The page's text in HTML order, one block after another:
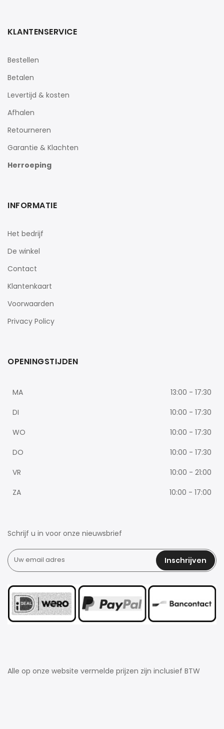
KLANTENSERVICE
Bestellen
Betalen
Levertijd & kosten
Afhalen
Retourneren
Garantie & Klachten
Herroeping
INFORMATIE
Het bedrijf
De winkel
Contact
Klantenkaart
Voorwaarden
Privacy Policy
OPENINGSTIJDEN
MA
13:00 - 17:30
DI
10:00 - 17:30
WO
10:00 - 17:30
DO
10:00 - 17:30
VR
10:00 - 21:00
ZA
10:00 - 17:00
Schrijf u in voor onze nieuwsbrief
Inschrijven
Alle op onze website vermelde prijzen zijn inclusief BTW